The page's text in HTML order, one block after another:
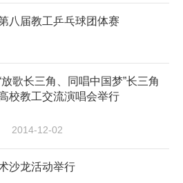
八届教工乒乓球团体赛
放歌长三角、同唱中国梦”长三角
校教工交流演唱会举行
2014-12-02
沙龙活动举行